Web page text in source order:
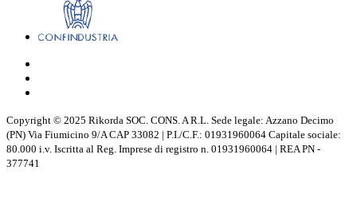
Copyright © 2025 Rikorda SOC. CONS. A R.L. Sede legale: Azzano Decimo
(PN) Via Fiumicino 9/A CAP 33082 | P.I./C.F.: 01931960064 Capitale sociale:
80.000 i.v. Iscritta al Reg. Imprese di registro n. 01931960064 | REA PN -
377741